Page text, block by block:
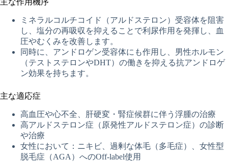
主な作用機序
ミネラルコルチコイド（アルドステロン）受容体を阻害
し、塩分の再吸収を抑えることで利尿作用を発揮し、血
圧やむくみを改善します。
同時に、アンドロゲン受容体にも作用し、男性ホルモン
（テストステロンやDHT）の働きを抑える抗アンドロゲ
ン効果を持ちます。
主な適応症
高血圧や心不全、肝硬変・腎症候群に伴う浮腫の治療
高アルドステロン症（原発性アルドステロン症）の診断
や治療
女性において：ニキビ、過剰な体毛（多毛症）、女性型
脱毛症（AGA）へのOff‑label使用